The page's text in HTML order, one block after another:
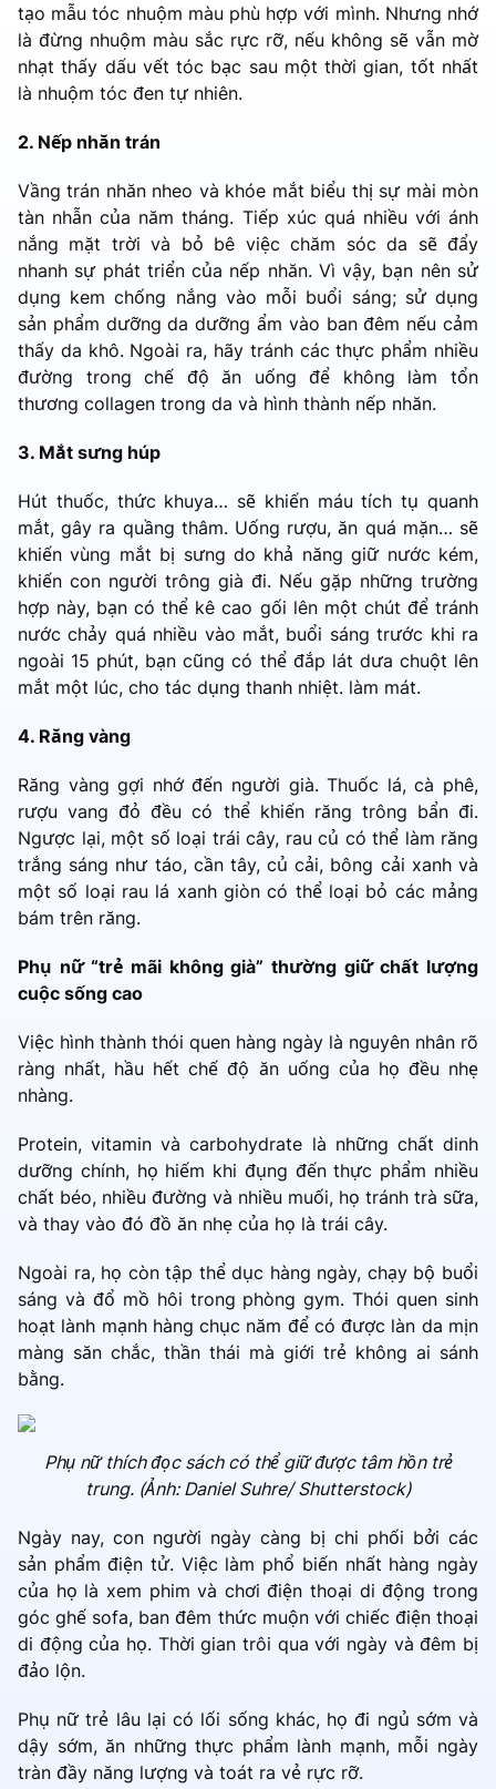
tạo mẫu tóc nhuộm màu phù hợp với mình. Nhưng nhớ
là đừng nhuộm màu sắc rực rỡ, nếu không sẽ vẫn mờ
nhạt thấy dấu vết tóc bạc sau một thời gian, tốt nhất
là nhuộm tóc đen tự nhiên.
2. Nếp nhăn trán
Vầng trán nhăn nheo và khóe mắt biểu thị sự mài mòn
tàn nhẫn của năm tháng. Tiếp xúc quá nhiều với ánh
nắng mặt trời và bỏ bê việc chăm sóc da sẽ đẩy
nhanh sự phát triển của nếp nhăn. Vì vậy, bạn nên sử
dụng kem chống nắng vào mỗi buổi sáng; sử dụng
sản phẩm dưỡng da dưỡng ẩm vào ban đêm nếu cảm
thấy da khô. Ngoài ra, hãy tránh các thực phẩm nhiều
đường trong chế độ ăn uống để không làm tổn
thương collagen trong da và hình thành nếp nhăn.
3. Mắt sưng húp
Hút thuốc, thức khuya… sẽ khiến máu tích tụ quanh
mắt, gây ra quầng thâm. Uống rượu, ăn quá mặn… sẽ
khiến vùng mắt bị sưng do khả năng giữ nước kém,
khiến con người trông già đi. Nếu gặp những trường
hợp này, bạn có thể kê cao gối lên một chút để tránh
nước chảy quá nhiều vào mắt, buổi sáng trước khi ra
ngoài 15 phút, bạn cũng có thể đắp lát dưa chuột lên
mắt một lúc, cho tác dụng thanh nhiệt. làm mát.
4. Răng vàng
Răng vàng gợi nhớ đến người già. Thuốc lá, cà phê,
rượu vang đỏ đều có thể khiến răng trông bẩn đi.
Ngược lại, một số loại trái cây, rau củ có thể làm răng
trắng sáng như táo, cần tây, củ cải, bông cải xanh và
một số loại rau lá xanh giòn có thể loại bỏ các mảng
bám trên răng.
Phụ nữ “trẻ mãi không già” thường giữ chất lượng
cuộc sống cao
Việc hình thành thói quen hàng ngày là nguyên nhân rõ
ràng nhất, hầu hết chế độ ăn uống của họ đều nhẹ
nhàng.
Protein, vitamin và carbohydrate là những chất dinh
dưỡng chính, họ hiếm khi đụng đến thực phẩm nhiều
chất béo, nhiều đường và nhiều muối, họ tránh trà sữa,
và thay vào đó đồ ăn nhẹ của họ là trái cây.
Ngoài ra, họ còn tập thể dục hàng ngày, chạy bộ buổi
sáng và đổ mồ hôi trong phòng gym. Thói quen sinh
hoạt lành mạnh hàng chục năm để có được làn da mịn
màng săn chắc, thần thái mà giới trẻ không ai sánh
bằng.
Phụ nữ thích đọc sách có thể giữ được tâm hồn trẻ
trung. (Ảnh: Daniel Suhre/ Shutterstock)
Ngày nay, con người ngày càng bị chi phối bởi các
sản phẩm điện tử. Việc làm phổ biến nhất hàng ngày
của họ là xem phim và chơi điện thoại di động trong
góc ghế sofa, ban đêm thức muộn với chiếc điện thoại
di động của họ. Thời gian trôi qua với ngày và đêm bị
đảo lộn.
Phụ nữ trẻ lâu lại có lối sống khác, họ đi ngủ sớm và
dậy sớm, ăn những thực phẩm lành mạnh, mỗi ngày
tràn đầy năng lượng và toát ra vẻ rực rỡ.